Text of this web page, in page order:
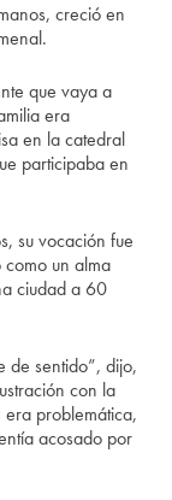
creció en
que vaya a
era
en la catedral
participaba en
su vocación fue
un alma
ciudad a 60
de sentido”, dijo,
con la
problemática,
acosado por